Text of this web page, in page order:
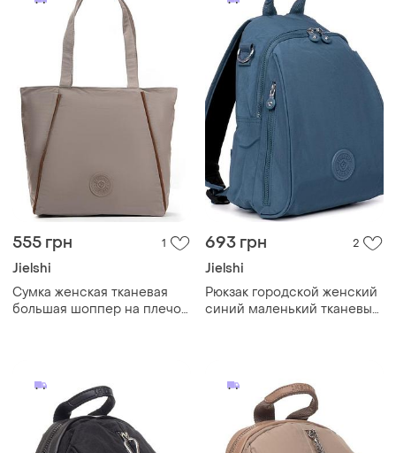
555 грн 1
Jielshi
Cумка женская тканевая
большая шоппер на плечо
693 грн 2
Jielshi
Рюкзак городской женский
синий маленький тканевый